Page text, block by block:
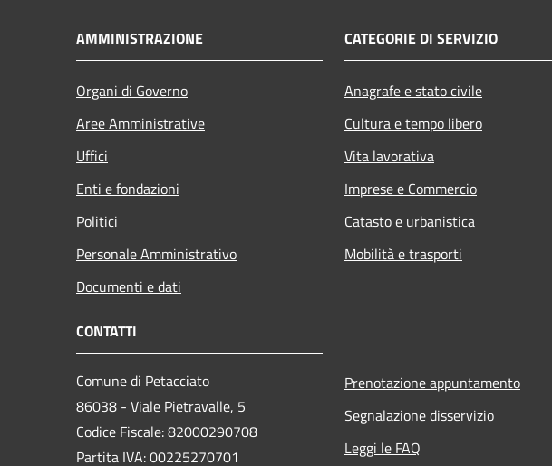
AMMINISTRAZIONE
Organi di Governo
Aree Amministrative
Uffici
Enti e fondazioni
Politici
Personale Amministrativo
Documenti e dati
CATEGORIE DI SERVIZIO
Anagrafe e stato civile
Cultura e tempo libero
Vita lavorativa
Imprese e Commercio
Catasto e urbanistica
Mobilità e trasporti
CONTATTI
Comune di Petacciato
86038 - Viale Pietravalle, 5
Codice Fiscale: 82000290708
Partita IVA: 00225270701
Prenotazione appuntamento
Segnalazione disservizio
Leggi le FAQ